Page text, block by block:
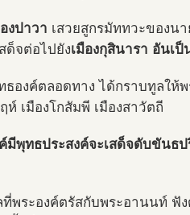
งปาวา เสวยสูกรมัททวะของน
ด็จต่อไปยังเมืองกุสินารา อันเ
องค์ตลอดทาง ได้กราบทูลใ
ห์ เมืองโกสัมพี เมืองสาวัตถี
มีพุทธประสงค์จะเสด็จดับขันธ
ที่พระองค์ตรัสกับพระอานนท์ ฟั